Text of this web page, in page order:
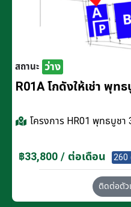
สถานะ ว่าง
R01A โกดังให้เช่า พุท
โครงการ HR01 พุทธบูชา
฿33,800 / ต่อเดือน 260
ติดต่อตัว